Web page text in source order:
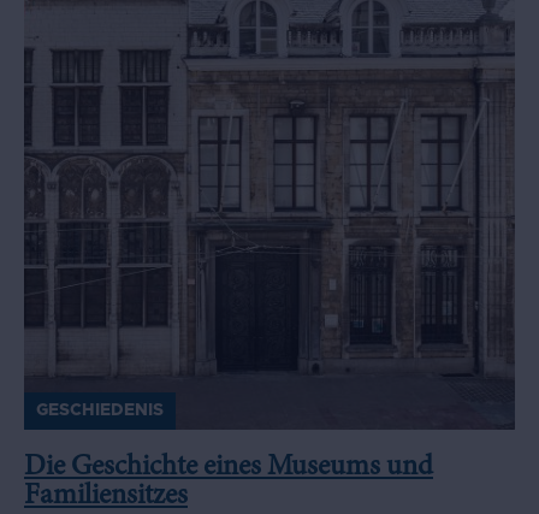
GESCHIEDENIS
Die Geschichte eines Museums und
Familiensitzes